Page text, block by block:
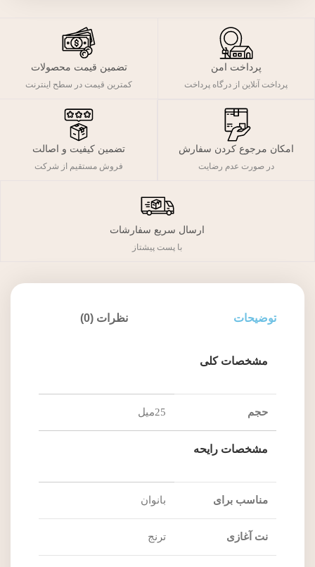
پرداخت امن
پرداخت آنلاین از درگاه پرداخت
تضمین قیمت محصولات
کمترین قیمت در سطح اینترنت
امکان مرجوع کردن سفارش
در صورت عدم رضایت
تضمین کیفیت و اصالت
فروش مستقیم از شرکت
ارسال سریع سفارشات
با پست پیشتاز
توضیحات نظرات (0)
مشخصات کلی
حجم 25میل
مشخصات رایحه
مناسب برای بانوان
نت آغازی ترنج